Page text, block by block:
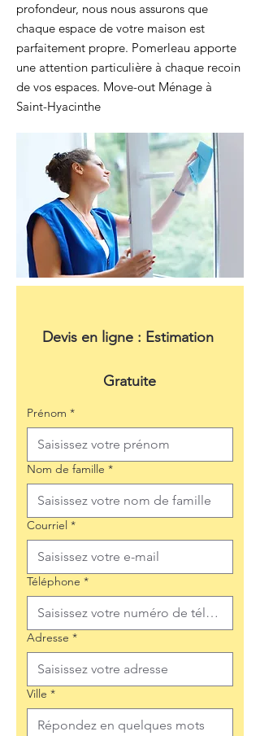
profondeur, nous nous assurons que
chaque espace de votre maison est
parfaitement propre. Pomerleau apporte
une attention particulière à chaque recoin
de vos espaces. Move-out Ménage à
Saint-Hyacinthe
Devis en ligne : Estimation
Gratuite
Prénom *
Nom de famille *
Courriel *
Téléphone *
Adresse *
Ville *